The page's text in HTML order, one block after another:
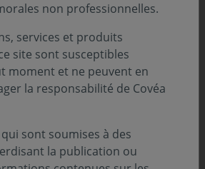
86,8
d'actifs sous gestion
non professionnelles.
services et produits
site sont susceptibles
moment et ne peuvent en
la responsabilité de Covéa
sont soumises à des
la publication ou